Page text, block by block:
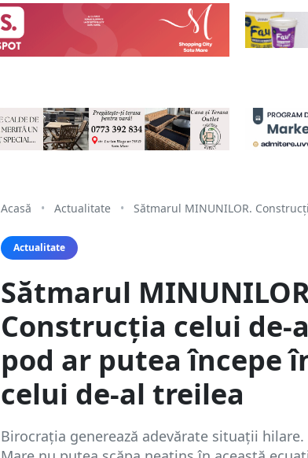
Acasă • Actualitate • Sătmarul MINUNILOR.
Actualitate
Sătmarul
Construcția celui de-
pod ar putea începe
celui de-al treilea
Birocrația generează adevărate situații